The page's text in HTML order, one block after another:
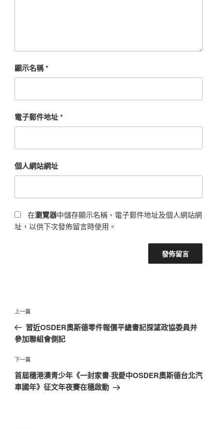
顯示名稱*
電子郵件地址*
個人網站網址
在瀏覽器中儲存顯示名稱、電子郵件地址及個人網站網
址，以供下次發佈留言時使用。
文
導
覽
上
一
篇
章
上一篇
習近OSDER奧斯德零件報價平總書記探望政協委員并
參加聯組會側記
下
一
篇
下一篇
首屆穗港澳青少年《一封家書·我愛中OSDER奧斯德台北汽
車國年》征文年夜賽在穗啟動